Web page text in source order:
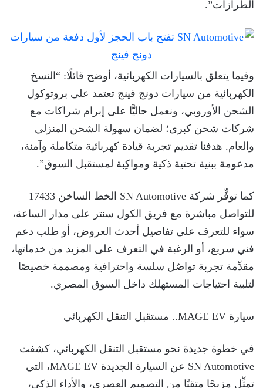
الطرازات”.
وفيما يتعلق بالسيارات الكهربائية، أوضح قائلًا: “النسخ
الكهربائية من سيارات دونج فينج تعتمد على بروتوكول
الشحن الأوروبي، ونعمل حاليًّا على إبرام شراكات مع
شركات شحن كبرى؛ لضمان سهولة الشحن المنزلي
والعام. هدفنا تقديم تجربة قيادة كهربائية متكاملة وآمنة،
مدعومة ببنية تحتية ذكية ومواكِبة لمستقبل السوق”.
كما توفِّر شركة SN Automotive الخط الساخن 17433
للتواصل مباشرة مع فريق الكول سنتر على مدار الساعة،
سواء للتعرف على تفاصيل أحدث العروض، أو طلب دعم
فني سريع، أو الرغبة في التعرف على المزيد من خدماتها،
مقدِّمة تجربة تواصُل سلسة واحترافية ومصممة خصيصًا
لتلبية احتياجات المستهلك داخل السوق المصري.
سيارة MAGE EV.. مستقبل التنقل الكهربائي
في خطوة جديدة نحو مستقبل التنقل الكهربائي، كشفت
SN Automotive عن السيارة الجديدة MAGE EV، التي
تمثِّل مزيجًا متقنًا من التصميم العصري، والأداء الذكي،